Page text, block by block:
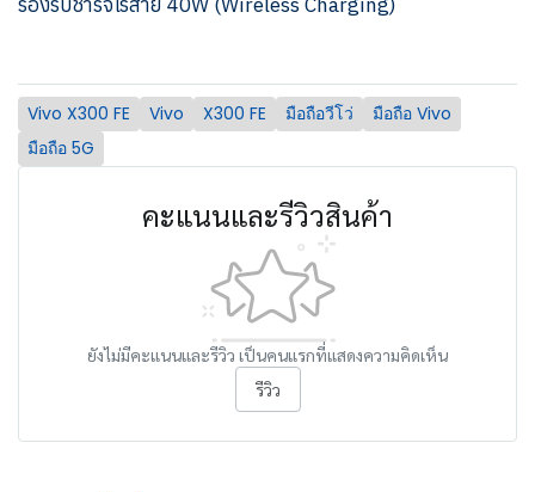
Vivo X300 FE Vivo X300 FE มือถือวีโว่
มือถือ Vivo
มือถือ 5G
คะแนนและรีวิวสินค้า
ยังไม่มีคะแนนและรีวิว เป็นคนแรกที่แสดงความคิดเห็น
รีวิว